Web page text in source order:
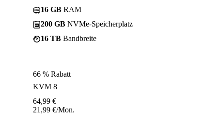
16 GB RAM
200 GB NVMe-Speicherplatz
16 TB Bandbreite
66 % Rabatt
KVM 8
64,99 €
21,99 €/Mon.